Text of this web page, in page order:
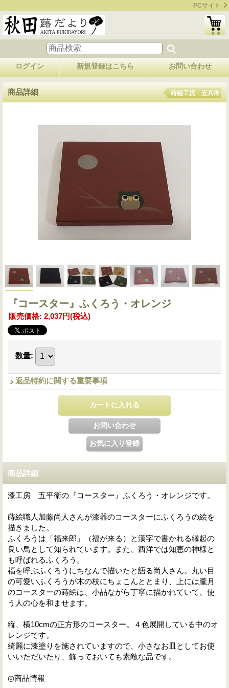
PCサイト
ログイン 新規登録はこちら お問い合わせ
商品詳細 蒔絵工房 五兵衛
『コースター』ふくろう・オレンジ
販売価格: 2,037円(税込)
数量:
返品特約に関する重要事項
商品詳細
漆工房 五平衛の『コースター』ふくろう・オレンジです。
蒔絵職人加藤尚人さんが漆器のコースターにふくろうの絵を
描きました。
ふくろうは「福来郎」（福が来る）と漢字で書かれる縁起の
良い鳥として知られています。また、西洋では知恵の神様と
も呼ばれるふくろう。
福を呼ぶふくろうにちなんで描いたと語る尚人さん。丸い目
の可愛いふくろうが木の枝にちょこんととまり、上には朧月
のコースターの蒔絵は、小品ながら丁寧に描かれていて、使
う人の心を和ませます。
縦、横10cmの正方形のコースター。４色展開している中のオ
レンジです。
綺麗に漆塗りを施されていますので、小さなお皿としてお使
いいただいたり、飾っておいても素敵な品です。
◎商品情報